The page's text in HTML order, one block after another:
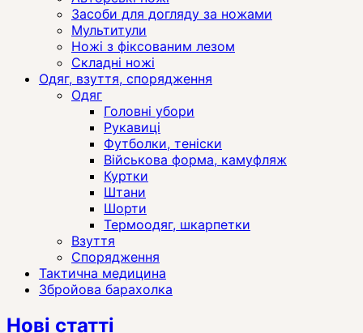
Засоби для догляду за ножами
Мультитули
Ножі з фіксованим лезом
Складні ножі
Одяг, взуття, спорядження
Одяг
Головні убори
Рукавиці
Футболки, теніски
Військова форма, камуфляж
Куртки
Штани
Шорти
Термоодяг, шкарпетки
Взуття
Спорядження
Тактична медицина
Збройова барахолка
Нові статті